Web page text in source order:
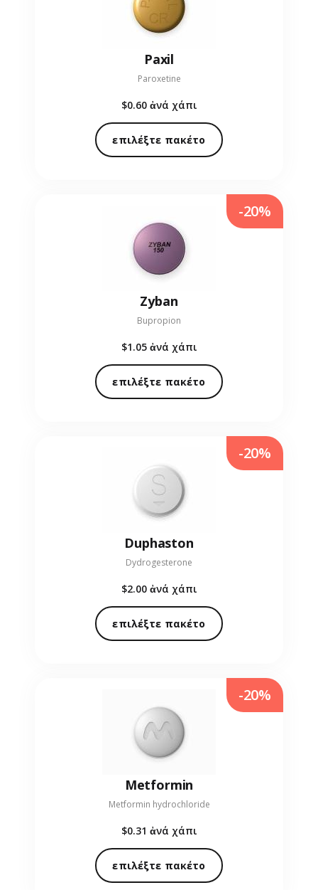
Paxil
Paroxetine
$0.60 ἀνά χάπι
επιλέξτε πακέτο
Zyban
Bupropion
$1.05 ἀνά χάπι
επιλέξτε πακέτο
-20%
Duphaston
Dydrogesterone
$2.00 ἀνά χάπι
επιλέξτε πακέτο
-20%
Metformin
Metformin hydrochloride
$0.31 ἀνά χάπι
επιλέξτε πακέτο
-20%